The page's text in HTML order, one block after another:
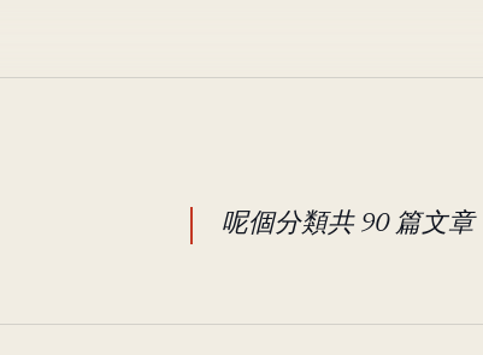
呢個分類共 90 篇文章